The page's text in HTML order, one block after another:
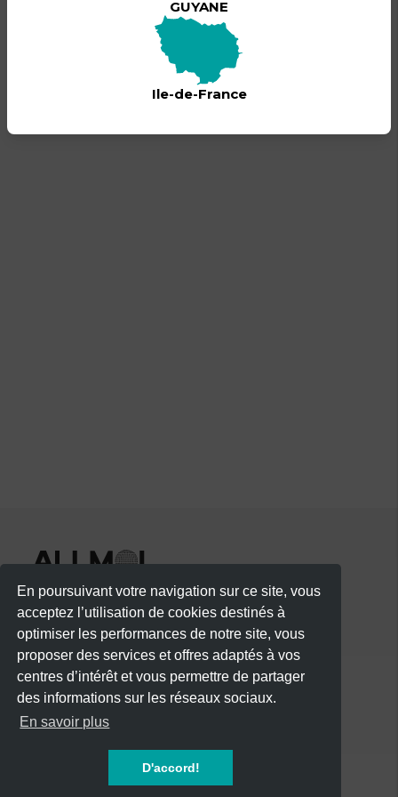
En poursuivant votre navigation sur ce site, vous
acceptez l’utilisation de cookies destinés à
optimiser les performances de notre site, vous
proposer des services et offres adaptés à vos
centres d’intérêt et vous permettre de partager
des informations sur les réseaux sociaux.
En savoir plus
D'accord!
Fermeture des portes: 20h30
1 ticket acheté = 1 entrée
info@eclatsprod.com
CATÉGORIES
GUYANE
Ile-de-France